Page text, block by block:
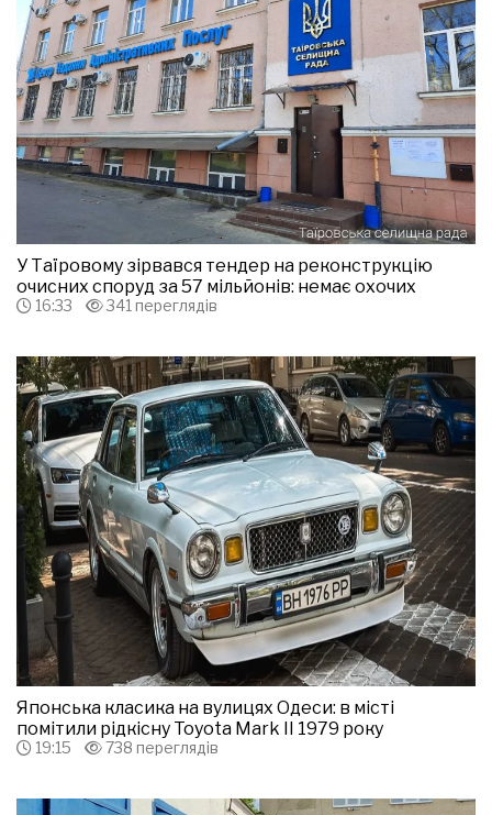
У Таїровому зірвався тендер на реконструкцію
очисних споруд за 57 мільйонів: немає охочих
16:33 341 переглядів
Японська класика на вулицях Одеси: в місті
помітили рідкісну Toyota Mark II 1979 року
19:15 738 переглядів